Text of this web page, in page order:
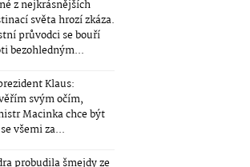
z nejkrásnějších
světa hrozí zkáza.
průvodci se bouří
bezohledným...
Klaus:
svým očím,
Macinka chce být
všemi za...
probudila šmejdy ze